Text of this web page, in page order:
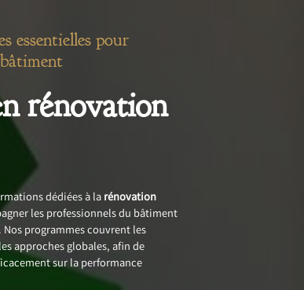
essentielles pour
rénovation
dédiées à larénovation
les professionnels du bâtiment
programmes couvrent les
approches globales, afin de
sur la performance